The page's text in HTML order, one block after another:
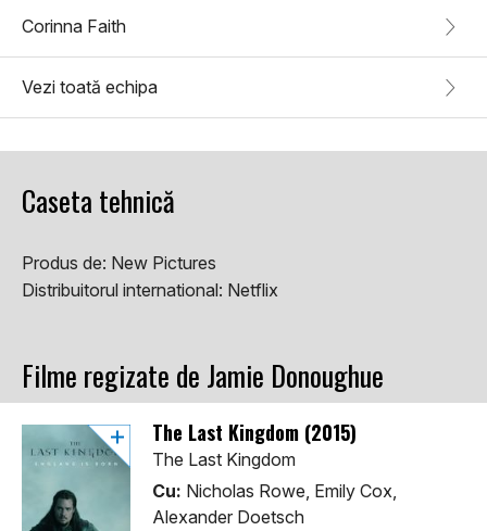
Corinna Faith
Vezi toată echipa
Caseta tehnică
Produs de: New Pictures
Distribuitorul international: Netflix
Filme regizate de Jamie Donoughue
The Last Kingdom (2015)
The Last Kingdom
Cu: Nicholas Rowe, Emily Cox,
Alexander Doetsch